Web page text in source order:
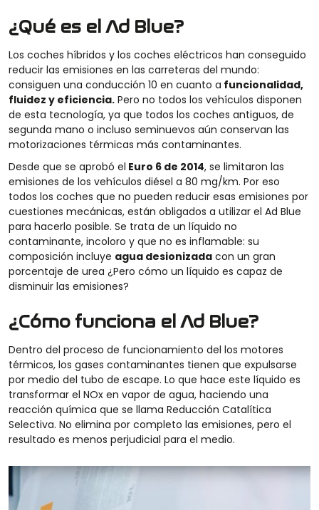
¿Qué es el Ad Blue?
Los coches híbridos y los coches eléctricos han conseguido
reducir las emisiones en las carreteras del mundo:
consiguen una conducción 10 en cuanto a funcionalidad,
fluidez y eficiencia. Pero no todos los vehículos disponen
de esta tecnología, ya que todos los coches antiguos, de
segunda mano o incluso seminuevos aún conservan las
motorizaciones térmicas más contaminantes.
Desde que se aprobó el Euro 6 de 2014, se limitaron las
emisiones de los vehículos diésel a 80 mg/km. Por eso
todos los coches que no pueden reducir esas emisiones por
cuestiones mecánicas, están obligados a utilizar el Ad Blue
para hacerlo posible. Se trata de un líquido no
contaminante, incoloro y que no es inflamable: su
composición incluye agua desionizada con un gran
porcentaje de urea ¿Pero cómo un líquido es capaz de
disminuir las emisiones?
¿Cómo funciona el Ad Blue?
Dentro del proceso de funcionamiento del los motores
térmicos, los gases contaminantes tienen que expulsarse
por medio del tubo de escape. Lo que hace este líquido es
transformar el NOx en vapor de agua, haciendo una
reacción química que se llama Reducción Catalítica
Selectiva. No elimina por completo las emisiones, pero el
resultado es menos perjudicial para el medio.